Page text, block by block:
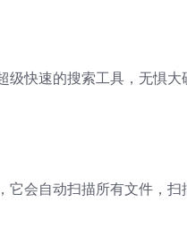
级快速的搜索工具，无惧
会自动扫描所有文件，